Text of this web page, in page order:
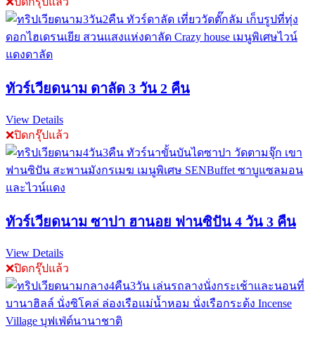
ทัวร์เวียดนาม ดาลัด 3 วัน 2 คืน
View Details
❌ปิดกรุ๊ปแล้ว
ทัวร์เวียดนาม ซาปา ฮานอย ฟานซิปัน 4 วัน 3 คืน
View Details
❌ปิดกรุ๊ปแล้ว